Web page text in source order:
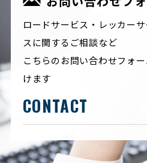
ロードサービス・レッカー
スに関するご相談など
こちらのお問い合わせフォ
けます
CONTACT